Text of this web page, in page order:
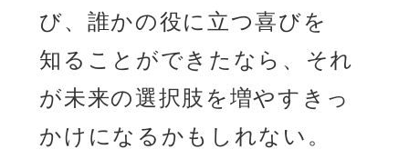
び、誰かの役に立つ喜びを
知ることができたなら、それ
が未来の選択肢を増やすきっ
かけになるかもしれない。